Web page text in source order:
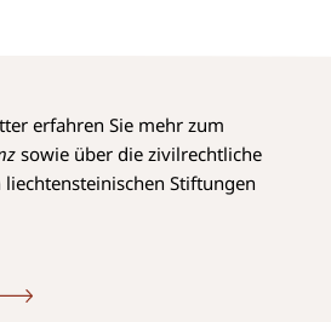
erfahren Sie mehr zum
sowie über die zivilrechtliche
Stiftungen